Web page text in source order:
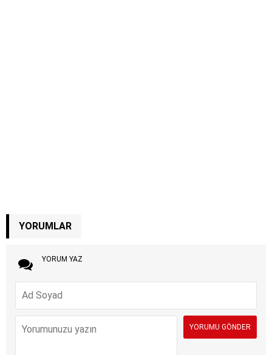
YORUMLAR
YORUM YAZ